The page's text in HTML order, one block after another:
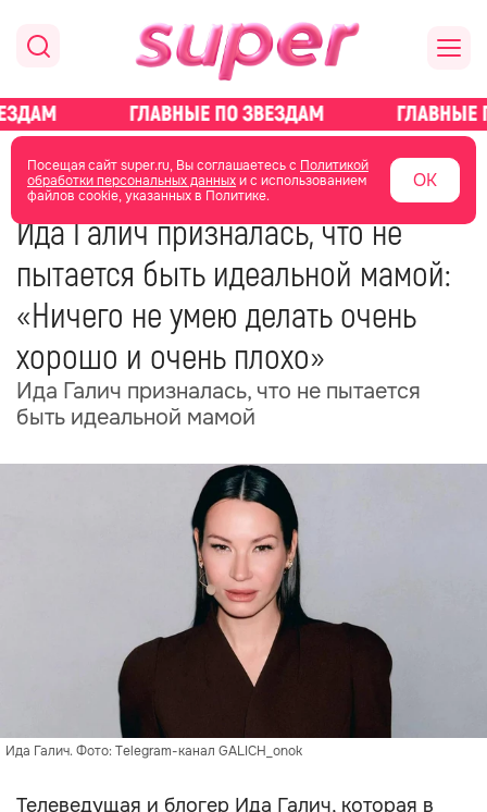
Посещая сайт super.ru, Вы соглашаетесь с Политикой
обработки персональных данныхи с использованием
файлов cookie, указанных в Политике.
ОК
главная новости о звездах новости
17 мая 13:53
Ида Галич призналась, что не
пытается быть идеальной мамой:
«Ничего не умею делать очень
хорошо и очень плохо»
Ида Галич призналась, что не пытается
быть идеальной мамой
Ида Галич. Фото: Тelegram-канал GALICH_onok
Телеведущая и блогер Ида Галич, которая в